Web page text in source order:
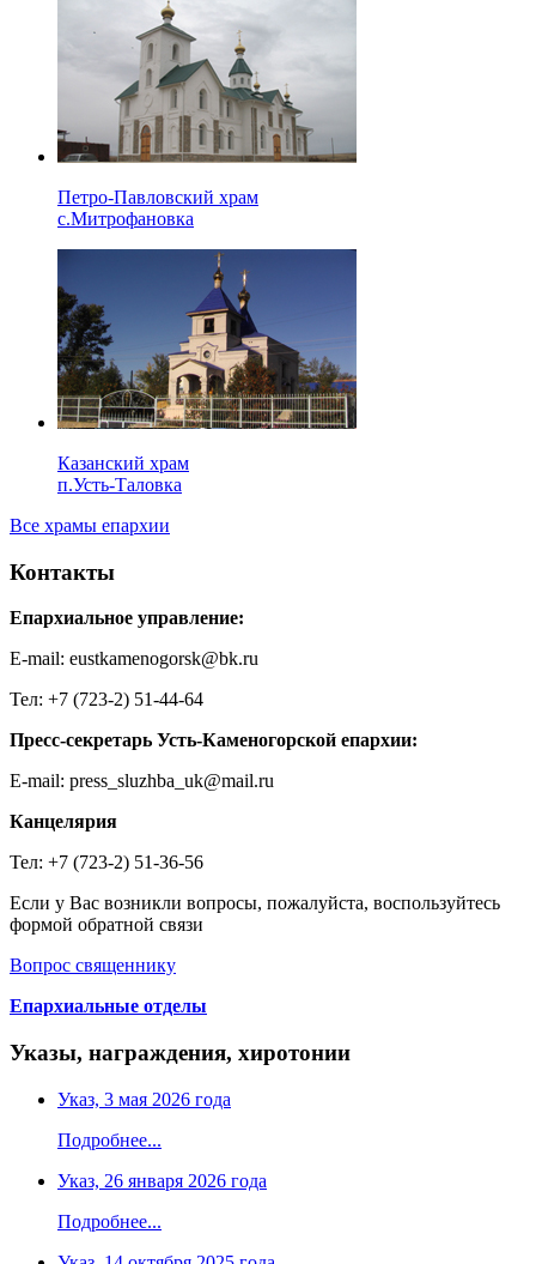
Петро-Павловский храм
с.Митрофановка
Казанский храм
п.Усть-Таловка
Все храмы епархии
Контакты
Епархиальное управление:
E-mail: eustkamenogorsk@bk.ru
Тел: +7 (723-2) 51-44-64
Пресс-секретарь Усть-Каменогорской епархии:
E-mail: press_sluzhba_uk@mail.ru
Канцелярия
Тел: +7 (723-2) 51-36-56
Если у Вас возникли вопросы, пожалуйста, воспользуйтесь
формой обратной связи
Вопрос священнику
Епархиальные отделы
Указы, награждения, хиротонии
Указ, 3 мая 2026 года
Подробнее...
Указ, 26 января 2026 года
Подробнее...